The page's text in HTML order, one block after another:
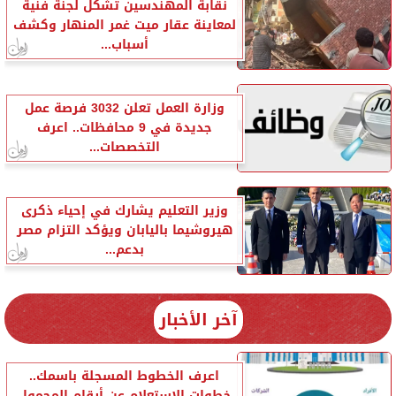
نقابة المهندسين تشكل لجنة فنية
لمعاينة عقار ميت غمر المنهار وكشف
أسباب...
وزارة العمل تعلن 3032 فرصة عمل
جديدة في 9 محافظات.. اعرف
التخصصات...
وزير التعليم يشارك في إحياء ذكرى
هيروشيما باليابان ويؤكد التزام مصر
بدعم...
آخر الأخبار
اعرف الخطوط المسجلة باسمك..